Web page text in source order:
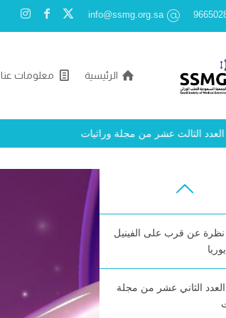
info@ssmg.org.sa
الرئيسية معلومات عنا
الثالث عشر من مجلة وراثيات
Diagnostic and
نظرة عن قرب على الفينيل
الثاني عشر من مجلة